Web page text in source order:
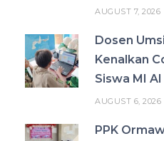
AUGUST 7, 2026
Dosen
Kenalkan
Siswa MI
AUGUST 6, 2026
PPK